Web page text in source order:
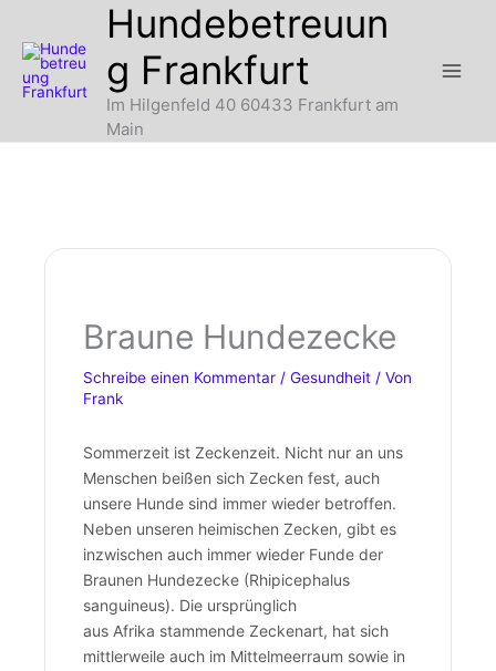
Inhalt
springen
Hundebetreuun
g Frankfurt
Im Hilgenfeld 40 60433 Frankfurt am
Main
Braune Hundezecke
Schreibe einen Kommentar / Gesundheit / Von
Frank
Sommerzeit ist Zeckenzeit. Nicht nur an uns
Menschen beißen sich Zecken fest, auch
unsere Hunde sind immer wieder betroffen.
Neben unseren heimischen Zecken, gibt es
inzwischen auch immer wieder Funde der
Braunen Hundezecke (Rhipicephalus
sanguineus). Die ursprünglich
aus Afrika stammende Zeckenart, hat sich
mittlerweile auch im Mittelmeerraum sowie in